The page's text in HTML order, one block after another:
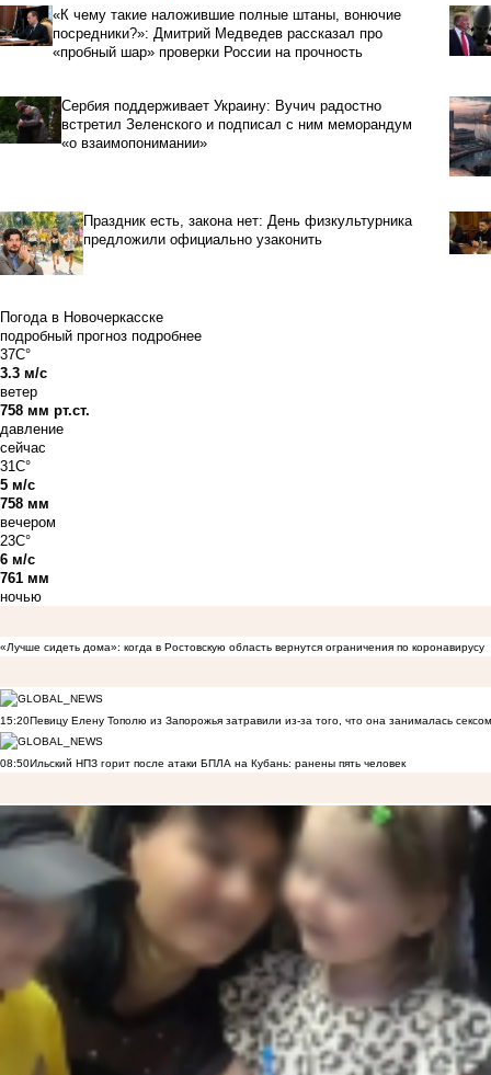
«К чему такие наложившие полные штаны, вонючие
посредники?»: Дмитрий Медведев рассказал про
«пробный шар» проверки России на прочность
Сербия поддерживает Украину: Вучич радостно
встретил Зеленского и подписал с ним меморандум
«о взаимопонимании»
Праздник есть, закона нет: День физкультурника
предложили официально узаконить
Погода в Новочеркасске
подробный прогноз подробнее
37C°
3.3 м/с
ветер
758 мм рт.ст.
давление
сейчас
31C°
5 м/с
758 мм
вечером
23C°
6 м/с
761 мм
ночью
«Лучше сидеть дома»: когда в Ростовскую область вернутся ограничения по коронавирусу
15:20Певицу Елену Тополю из Запорожья затравили из-за того, что она занималась
08:50Ильский НПЗ горит после атаки БПЛА на Кубань: ранены пять человек